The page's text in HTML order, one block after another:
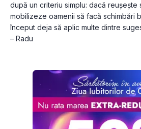
după un criteriu simplu: dacă reușește
mobilizeze oamenii să facă schimbări
început deja să aplic multe dintre
– Radu